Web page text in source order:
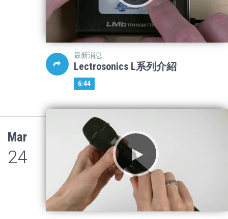
最新消息
Lectrosonics L系列介紹
6:44
Mar
24